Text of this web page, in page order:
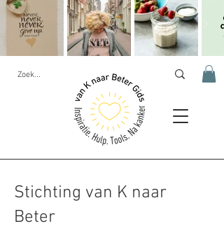
Stichting van K naar
Beter